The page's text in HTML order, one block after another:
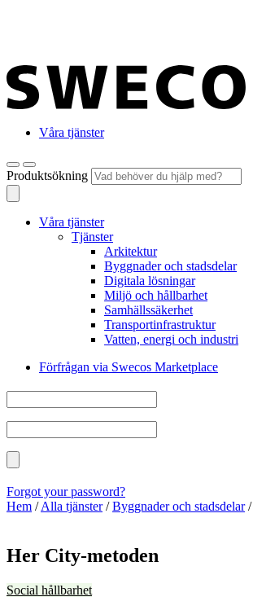
Våra tjänster
Produktsökning
Våra tjänster
Tjänster
Arkitektur
Byggnader och stadsdelar
Digitala lösningar
Miljö och hållbarhet
Samhällssäkerhet
Transportinfrastruktur
Vatten, energi och industri
Förfrågan via Swecos Marketplace
Forgot your password?
Hem /Alla tjänster/Byggnader och stadsdelar/
Her City-metoden
Social hållbarhet